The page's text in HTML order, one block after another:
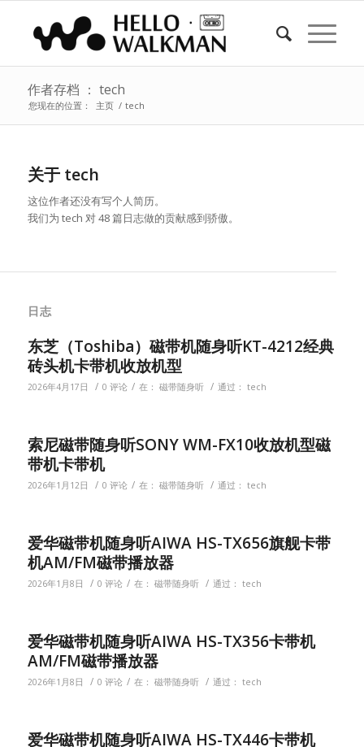
作者存档 ： tech
您现在的位置： 主页 / tech
关于 tech
这位作者还没有写个人简历。
我们为 tech 对 48 篇日志做的贡献感到骄傲。
日志
东芝（Toshiba）磁带机随身听KT-4212经典
砖头机卡带机收放机型
2026年4月17日 / 0 评论 / 在： 磁带随身听 / 通过： tech
索尼磁带随身听SONY WM-FX10收放机型磁
带机卡带机
2026年1月12日 / 0 评论 / 在： 磁带随身听 / 通过： tech
爱华磁带机随身听AIWA HS-TX656旗舰卡带
机AM/FM磁带播放器
2026年1月8日 / 0 评论 / 在： 磁带随身听 / 通过： tech
爱华磁带机随身听AIWA HS-TX356卡带机
AM/FM磁带播放器
2026年1月8日 / 0 评论 / 在： 磁带随身听 / 通过： tech
爱华磁带机随身听AIWA HS-TX446卡带机